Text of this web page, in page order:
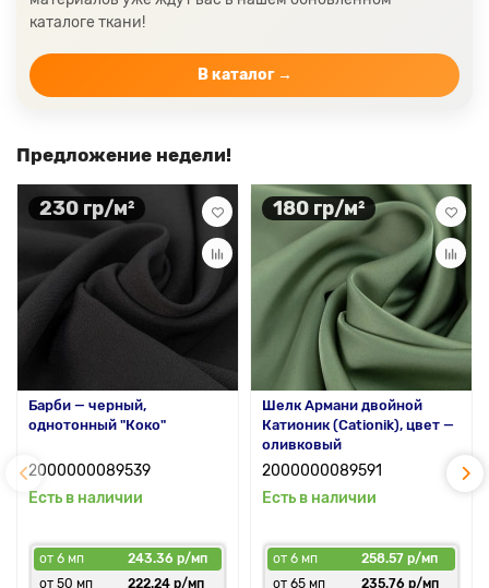
Ткани желтого цвета
Ткани цвета индиго
Цвет ткани бежевый
каталоге ткани!
В каталог →
Предложение недели!
230 гр/м²
Барби — черный,
однотонный "Коко"
2000000089539
Есть в наличии
от 6 мп
243.36 р/мп
от 50 мп
222.24 р/мп
180 гр/м²
Шелк Армани двойной
Катионик (Cationik), цвет —
оливковый
2000000089591
Есть в наличии
от 6 мп
258.57 р/мп
от 65 мп
235.76 р/мп